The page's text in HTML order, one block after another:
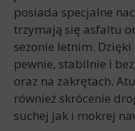
posiada specjalne
trzymają się asfaltu
sezonie letnim.
pewnie, stabilnie i
oraz na zakrętach.
również skrócenie
suchej jak i mokrej